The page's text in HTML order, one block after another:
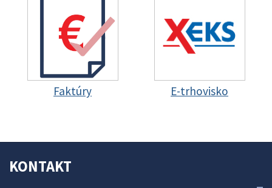
Faktúry E-trhovisko
KONTAKT